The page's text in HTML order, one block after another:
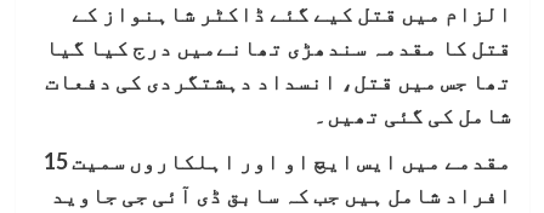
الزام میں قتل کیے گئے ڈاکٹر شاہنواز کے
قتل کا مقدمہ سندھڑی تھانےمیں درج کیا گیا
تھا جس میں قتل، انسداد دہشتگردی کی دفعات
شامل کی گئی تھیں۔
مقدمے میں ایس ایچ او اور اہلکاروں سمیت 15
افراد شامل ہیں جب کہ سابق ڈی آئی جی جاوید